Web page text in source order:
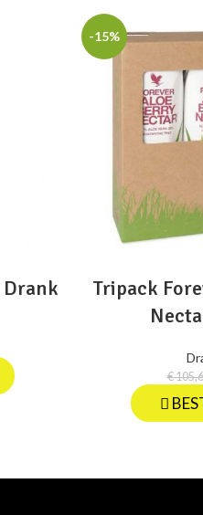
Drank
-15%
Tripack
€